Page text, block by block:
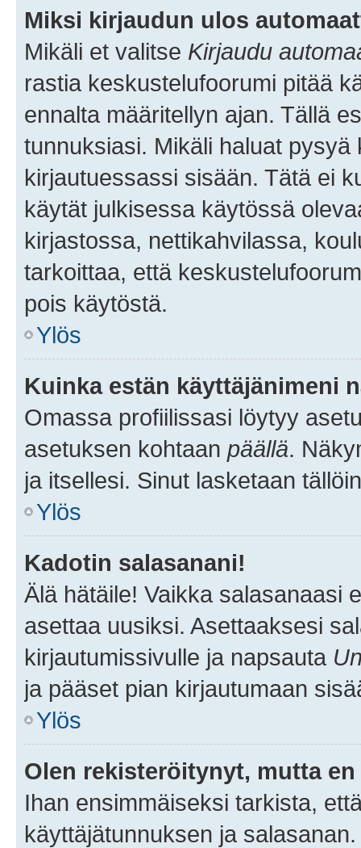
Miksi kirjaudun ulos
Mikäli et valitse Kirjaudu
rastia keskustelufoorumi pitää
ennalta määritellyn ajan. Tällä
tunnuksiasi. Mikäli haluat
kirjautuessassi sisään. Tätä ei
käytät julkisessa käytössä
kirjastossa, nettikahvilassa,
tarkoittaa, että
pois käytöstä.
Ylös
Kuinka estän käyttäjänimeni
Omassa profiilissasi löytyy
asetuksen kohtaan päällä.
ja itsellesi. Sinut lasketaan
Ylös
Kadotin salasanani!
Älä hätäile! Vaikka salasanaasi
asettaa uusiksi. Asettaaksesi
kirjautumissivulle ja napsauta
ja pääset pian kirjautumaan
Ylös
Olen rekisteröitynyt, mutta
Ihan ensimmäiseksi tarkista,
käyttäjätunnuksen ja